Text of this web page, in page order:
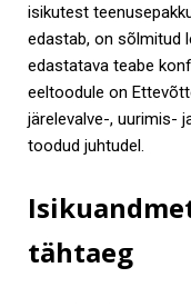
isikutest
edastab, on sõlmitud
edastatava teabe
eeltoodule on
järelevalve-, uurimis-
toodud juhtudel.
tähtaeg